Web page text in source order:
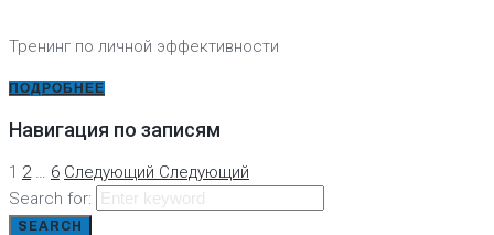
Тренинг по личной эффективности
ПОДРОБНЕЕ
Навигация по записям
1 2 6 Следующий Следующий
Search for:
SEARCH